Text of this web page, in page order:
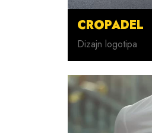
CROPADEL
Dizajn logotipa